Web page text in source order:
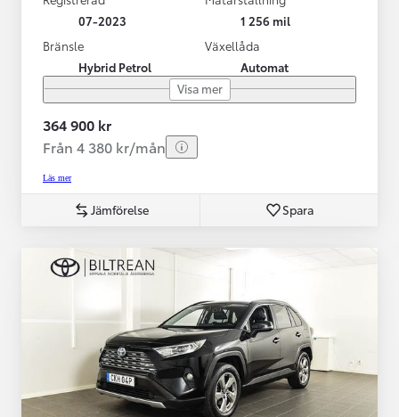
07-2023
1 256 mil
Bränsle
Hybrid Petrol
Växellåda
Automat
Visa mer
364 900 kr
Från 4 380 kr/mån
Läs mer
Jämförelse Spara